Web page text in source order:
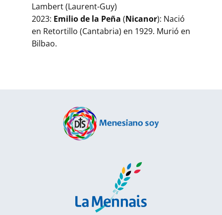
Lambert (Laurent-Guy)
2023: Emilio de la Peña (Nicanor): Nació
en Retortillo (Cantabria) en 1929. Murió en
Bilbao.